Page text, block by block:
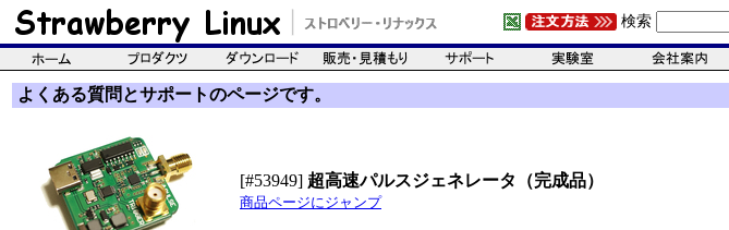
検索
よくある質問とサポートのページです。
[#53949] 超高速パルスジェネレータ（完成品）
商品ページにジャンプ